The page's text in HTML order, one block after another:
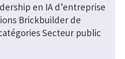
en IA d’entreprise
Brickbuilder de
Secteur public